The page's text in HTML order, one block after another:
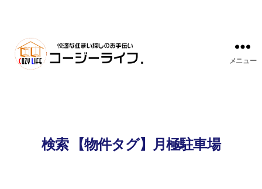
メニュー
検索 【物件タグ】月極駐車場